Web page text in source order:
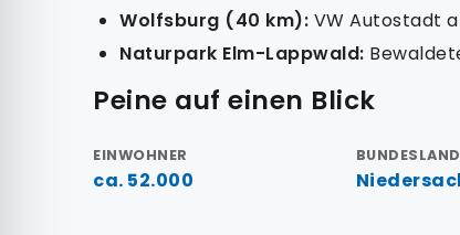
Wolfsburg (40 km): VW Autostadt
Naturpark Elm-Lappwald:
Peine auf einen Blick
EINWOHNER
ca. 52.000
BUNDESLAND